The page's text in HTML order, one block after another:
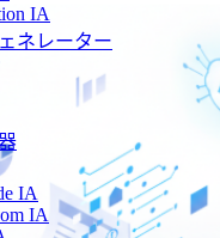
IA
ネレーター
IA
IA